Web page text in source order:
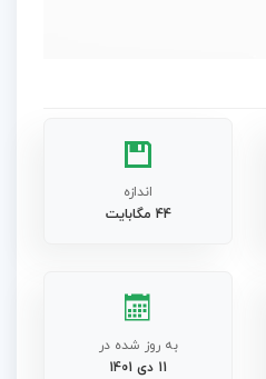
اندازه
44 مگابایت
به روز شده در
11 دی 1401